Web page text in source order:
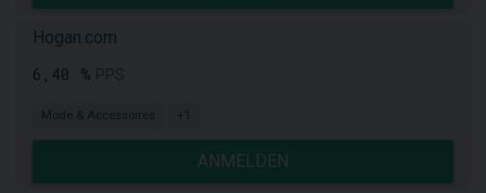
Hogan.com
6,40 %
Mode & Accessoires +1
ANMELDEN